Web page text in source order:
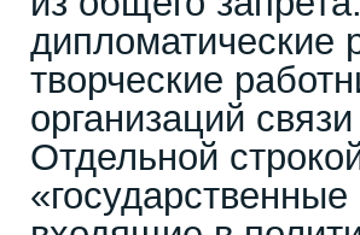
дипломатические
творческие
организаций
Отдельной